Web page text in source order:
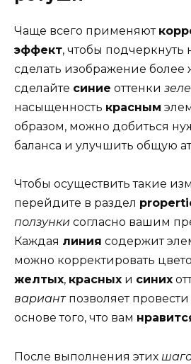
Чаще всего применяют
эффект, чтобы
сделать изображение
сделайте синие оттенки
насыщенность красным
образом, можно добиться
баланса и улучшить общую
Чтобы осуществить такие
перейдите в раздел
ползунки согласно вашим
Каждая линия содержит
можно корректировать
желтых, красных и синих
вариантпозволяет провести
основе того, что вам
После выполнения этих